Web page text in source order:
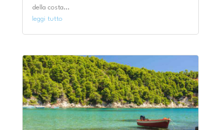
della costa...
leggi tutto